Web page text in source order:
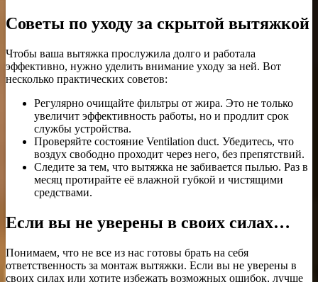
Советы по уходу за скрытой вытяжкой
Чтобы ваша вытяжка прослужила долго и работала
эффективно, нужно уделить внимание уходу за ней. Вот
несколько практических советов:
Регулярно очищайте фильтры от жира. Это не только
увеличит эффективность работы, но и продлит срок
службы устройства.
Проверяйте состояние Ventilation duct. Убедитесь, что
воздух свободно проходит через него, без препятствий.
Следите за тем, что вытяжка не забивается пылью. Раз в
месяц протирайте её влажной губкой и чистящими
средствами.
Если вы не уверены в своих силах…
Понимаем, что не все из нас готовы брать на себя
ответственность за монтаж вытяжки. Если вы не уверены в
своих силах или хотите избежать возможных ошибок, лучше